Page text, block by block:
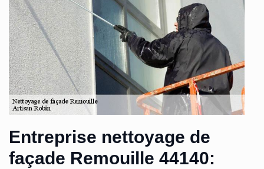
Entreprise nettoyage de
façade Remouille 44140: